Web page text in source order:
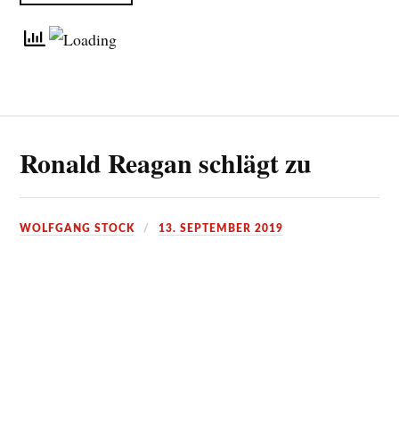
Ronald Reagan schlägt zu
WOLFGANG STOCK 13. SEPTEMBER 2019